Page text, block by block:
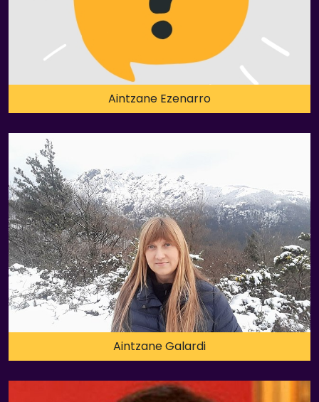
Aintzane Ezenarro
Aintzane Galardi